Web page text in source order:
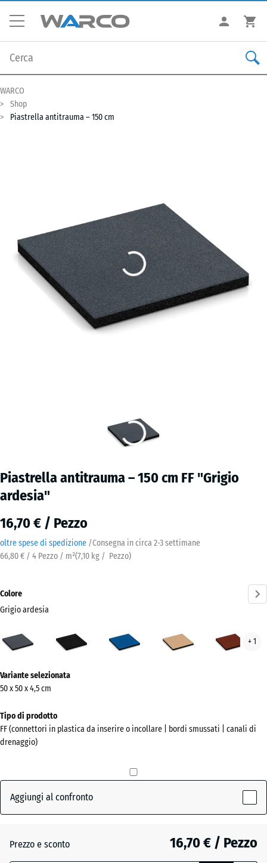
WARCO
Shop
Piastrella antitrauma – 150 cm
Piastrella antitrauma – 150 cm FF "Grigio
ardesia"
16,70 € / Pezzo
oltre spese di spedizione /Consegna in circa 2-3 settimane
66,80 € / 4 Pezzo / m²(7,10 kg / Pezzo)
Colore
Grigio ardesia
ardesia
sabbia
+ 1
informazioni
sui
colori?
Mostra
la
Grigio
ardesia(active)
Variante selezionata
50 x 50 x 4,5 cm
Tipo di prodotto
FF (connettori in plastica da inserire o incollare | bordi smussati | canali di
drenaggio)
Aggiungi al confronto
Prezzo e sconto 16,70 € / Pezzo